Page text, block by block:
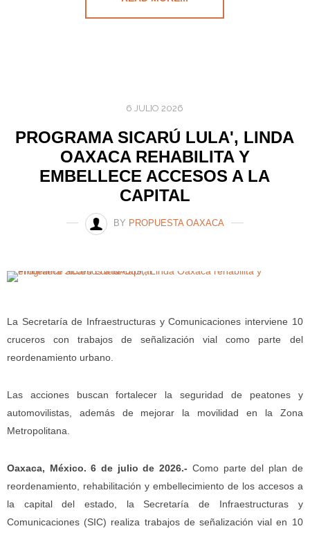
6 JULIO 2026
PROGRAMA SICARÚ LULA', LINDA
OAXACA REHABILITA Y
EMBELLECE ACCESOS A LA
CAPITAL
BY PROPUESTA OAXACA
La Secretaría de Infraestructuras y Comunicaciones interviene 10
cruceros con trabajos de señalización vial como parte del
reordenamiento urbano.
Las acciones buscan fortalecer la seguridad de peatones y
automovilistas, además de mejorar la movilidad en la Zona
Metropolitana.
Oaxaca, México. 6 de julio de 2026.- Como parte del plan de
reordenamiento, rehabilitación y embellecimiento de los accesos a
la capital del estado, la Secretaría de Infraestructuras y
Comunicaciones (SIC) realiza trabajos de señalización vial en 10